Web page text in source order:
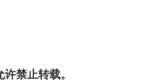
禁止转载。